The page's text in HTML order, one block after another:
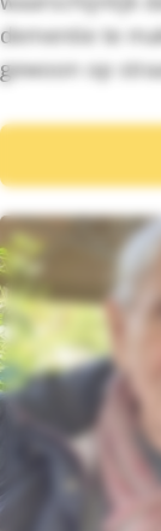
dementie te
gewoon op